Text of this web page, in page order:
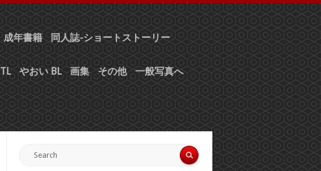
成年書籍 同人誌-ショートストーリー
TL やおい BL 画集 その他 一般写真へ